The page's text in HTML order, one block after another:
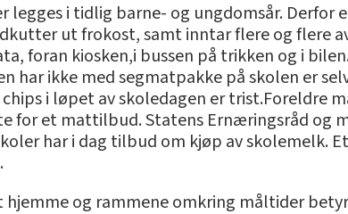
legges i tidlig barne- og ungdomsår.
ut frokost, samt inntar flere og flere
foran kiosken,i bussen på trikken og i
har ikke med segmatpakke på skolen er
i løpet av skoledagen er trist.Foreldre
for et mattilbud. Statens Ernæringsråd og
har i dag tilbud om kjøp av skolemelk.
og rammene omkring måltider